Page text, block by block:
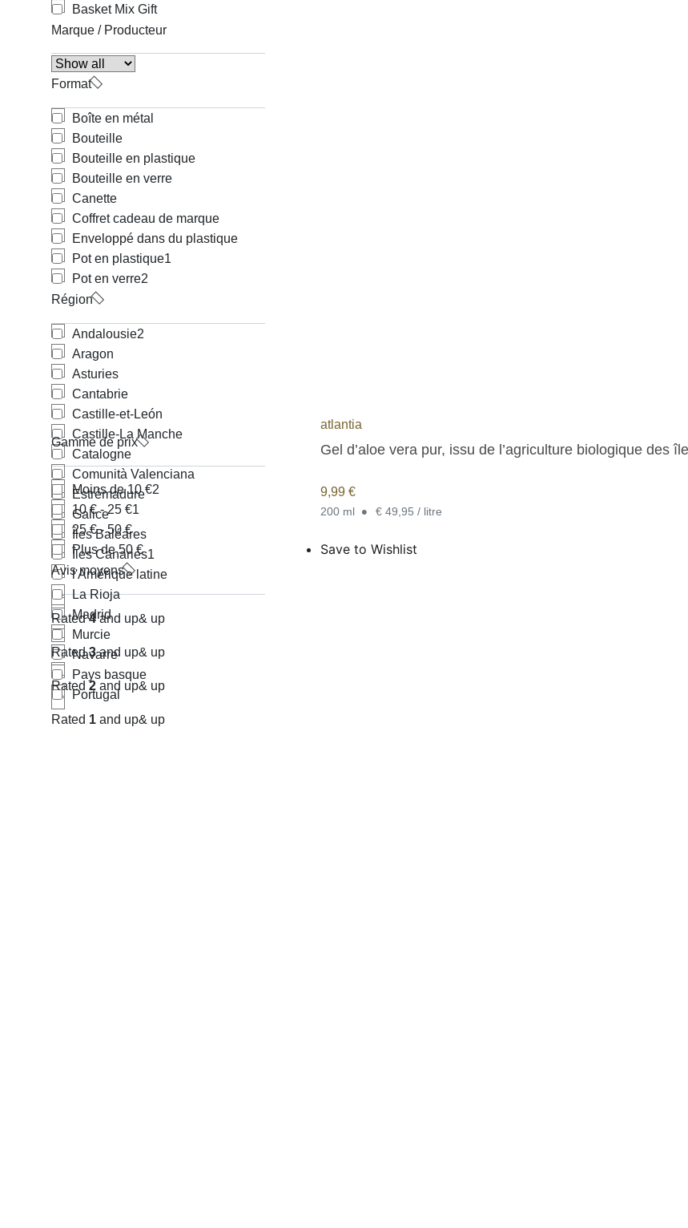
Basket Mix Gift
Marque / Producteur
Format
Boîte en métal
Bouteille
Bouteille en plastique
Bouteille en verre
Canette
Coffret cadeau de marque
Enveloppé dans du plastique
Pot en plastique1
Pot en verre2
Région
Andalousie2
Aragon
Asturies
Cantabrie
Castille-et-León
Castille-La Manche
Catalogne
Comunità Valenciana
Estrémadure
Galice
Îles Baléares
Îles Canaries1
l'Amérique latine
La Rioja
Madrid
Murcie
Navarre
Pays basque
Portugal
Gamme de prix
Moins de 10 €2
10 € - 25 €1
25 € - 50 €
Plus de 50 €
Avis moyens
Rated4and up& up
Rated3and up& up
Rated2 and up& up
Rated 1 and up& up
atlantia
Gel d’aloe vera pur, issu de l’agriculture biologique des
9,99 €
200 ml • € 49,95 / litre
Save to Wishlist